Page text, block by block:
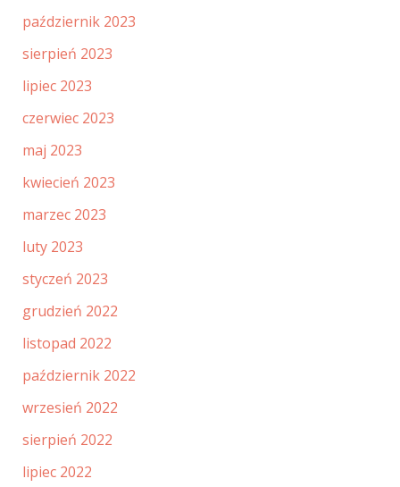
październik 2023
sierpień 2023
lipiec 2023
czerwiec 2023
maj 2023
kwiecień 2023
marzec 2023
luty 2023
styczeń 2023
grudzień 2022
listopad 2022
październik 2022
wrzesień 2022
sierpień 2022
lipiec 2022